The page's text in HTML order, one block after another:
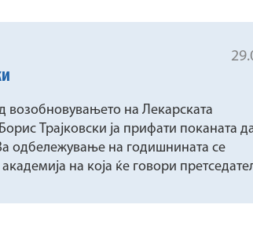
возобновувањето на Лекарската
Трајковски ја прифати поканата
одбележување на годишнината се
на која ќе говори